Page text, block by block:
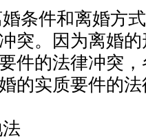
条件和离婚方
突。因为离婚
件的法律冲突
的实质要件的
法